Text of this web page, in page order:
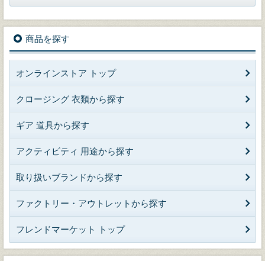
商品を探す
オンラインストア トップ
クロージング 衣類から探す
ギア 道具から探す
アクティビティ 用途から探す
取り扱いブランドから探す
ファクトリー・アウトレットから探す
フレンドマーケット トップ